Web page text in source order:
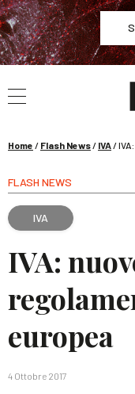
La governance
Home / Flash News/ IVA/
FLASH NEWS
IVA
IVA:
europea
4 Ottobre 2017